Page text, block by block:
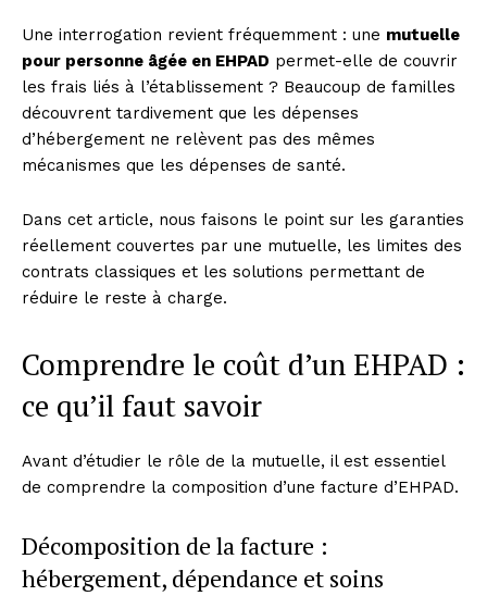
Une interrogation revient fréquemment : une mutuelle
pour personne âgée en EHPAD permet-elle de couvrir
les frais liés à l’établissement ? Beaucoup de familles
découvrent tardivement que les dépenses
d’hébergement ne relèvent pas des mêmes
mécanismes que les dépenses de santé.
Dans cet article, nous faisons le point sur les garanties
réellement couvertes par une mutuelle, les limites des
contrats classiques et les solutions permettant de
réduire le reste à charge.
Comprendre le coût d’un EHPAD :
ce qu’il faut savoir
Avant d’étudier le rôle de la mutuelle, il est essentiel
de comprendre la composition d’une facture d’EHPAD.
Décomposition de la facture :
hébergement, dépendance et soins